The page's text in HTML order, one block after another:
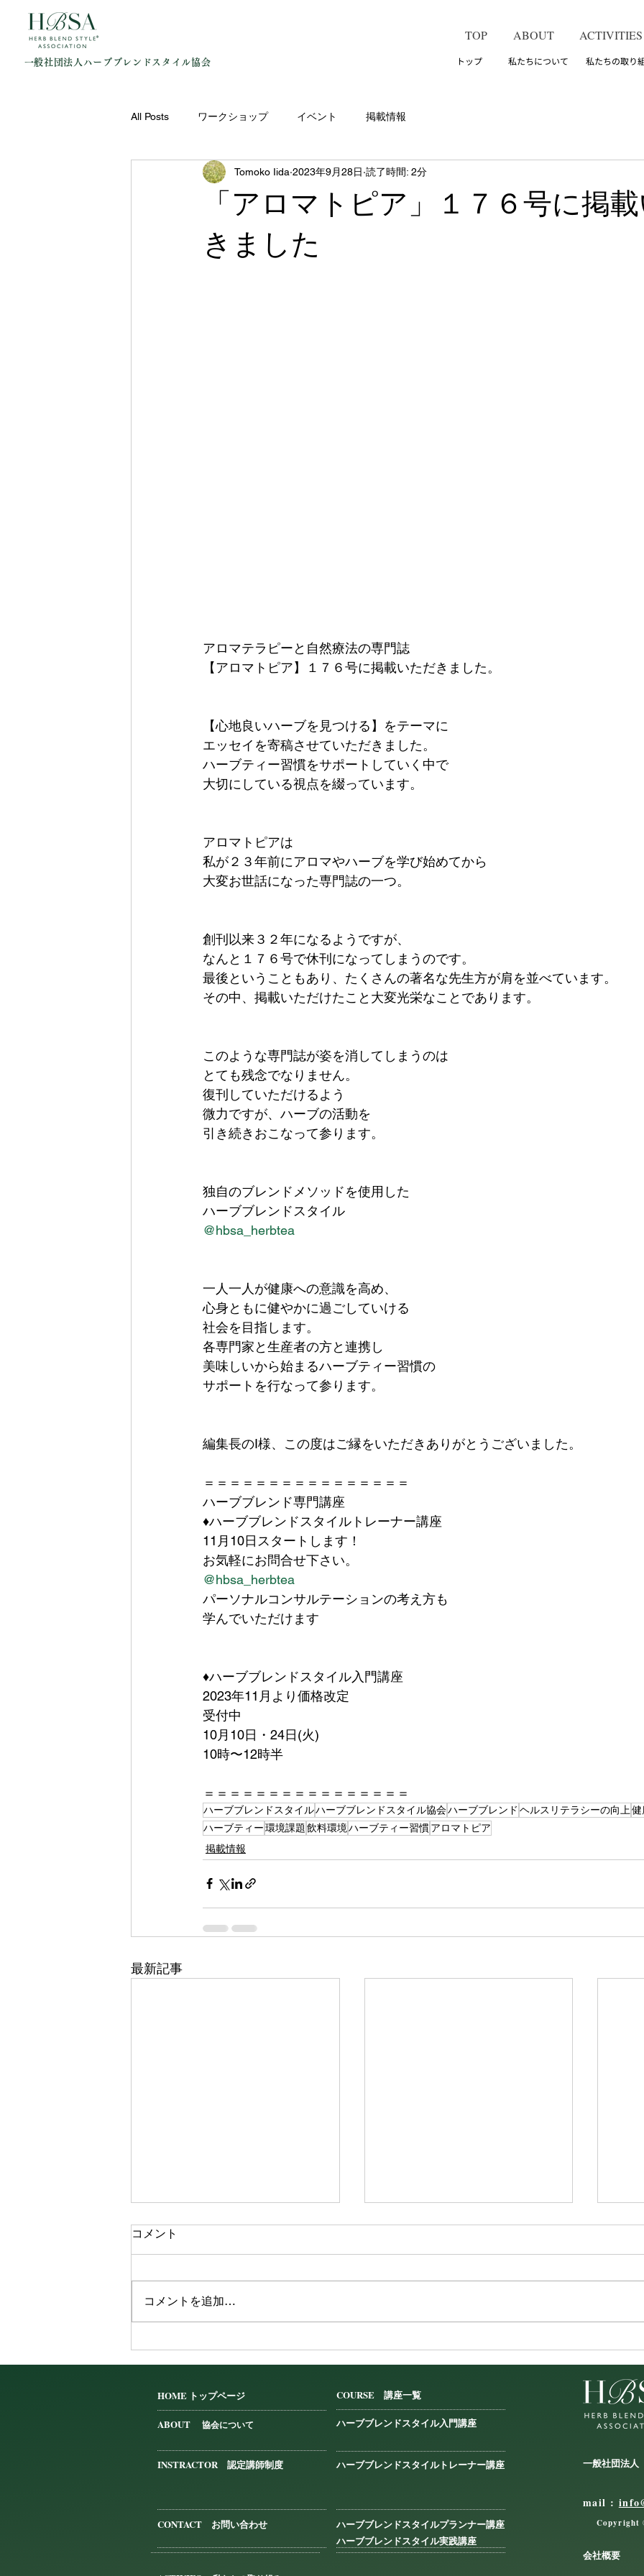
一般社団法人ハーブブレンドスタイル協会
TOP ABOUT ACTIVITIES
トップ 私たちについて 私たちの取
All Posts ワークショップ イベント 掲載情報
「アロマトピア」１７６号に掲
きました
Tomoko Iida 2023年9月28日 読了時間: 2分
アロマテラピーと自然療法の専門誌
【アロマトピア】１７６号に掲載いただきました。
【心地良いハーブを見つける】をテーマに
エッセイを寄稿させていただきました。
ハーブティー習慣をサポートしていく中で
大切にしている視点を綴っています。
アロマトピアは
私が２３年前にアロマやハーブを学び始めてから
大変お世話になった専門誌の一つ。
創刊以来３２年になるようですが、
なんと１７６号で休刊になってしまうのです。
最後ということもあり、たくさんの著名な先生方が肩を並べています。
その中、掲載いただけたこと大変光栄なことであります。
このような専門誌が姿を消してしまうのは
とても残念でなりません。
復刊していただけるよう
微力ですが、ハーブの活動を
引き続きおこなって参ります。
独自のブレンドメソッドを使用した
ハーブブレンドスタイル
@hbsa_herbtea
一人一人が健康への意識を高め、
心身ともに健やかに過ごしていける
社会を目指します。
各専門家と生産者の方と連携し
美味しいから始まるハーブティー習慣の
サポートを行なって参ります。
編集長のI様、この度はご縁をいただきありがとうございました。
＝＝＝＝＝＝＝＝＝＝＝＝＝＝＝＝
ハーブブレンド専門講座
♦︎ハーブブレンドスタイルトレーナー講座
11月10日スタートします！
お気軽にお問合せ下さい。
@hbsa_herbtea
パーソナルコンサルテーションの考え方も
学んでいただけます
♦︎ハーブブレンドスタイル入門講座
2023年11月より価格改定
受付中
10月10日・24日(火)
10時〜12時半
＝＝＝＝＝＝＝＝＝＝＝＝＝＝＝＝
ハーブブレンドスタイルハーブブレンドスタイル協会ハーブブレンド ヘルスリテラシーの向上健
ハーブティー環境課題飲料環境ハーブティー習慣アロマトピア
掲載情報
最新記事
HP
ONLINE
予
コメント
コメントを追加…
HOME トップページ
ABOUT 協会について
INSTRACTOR 認定講師制度
COURSE 講座一覧
ハーブブレンドスタイル入門講座
ハーブブレンドスタイルトレーナー講座
CONTACT お問い合わせ ハーブブレンドスタイルプランナー講座
一般社団法
mail :
Copyright
会社概要
ハーブブレンドスタイル実践講座